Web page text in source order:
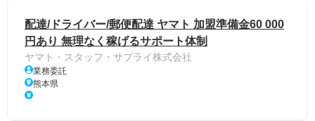
配達/ドライバー/郵便配達 ヤマト 加盟準備金60 000
円あり 無理なく稼げるサポート体制
ヤマト・スタッフ・サプライ株式会社
業務委託
熊本県